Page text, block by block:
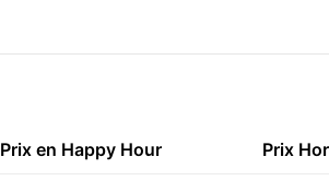
Prix en Happy Hour Prix